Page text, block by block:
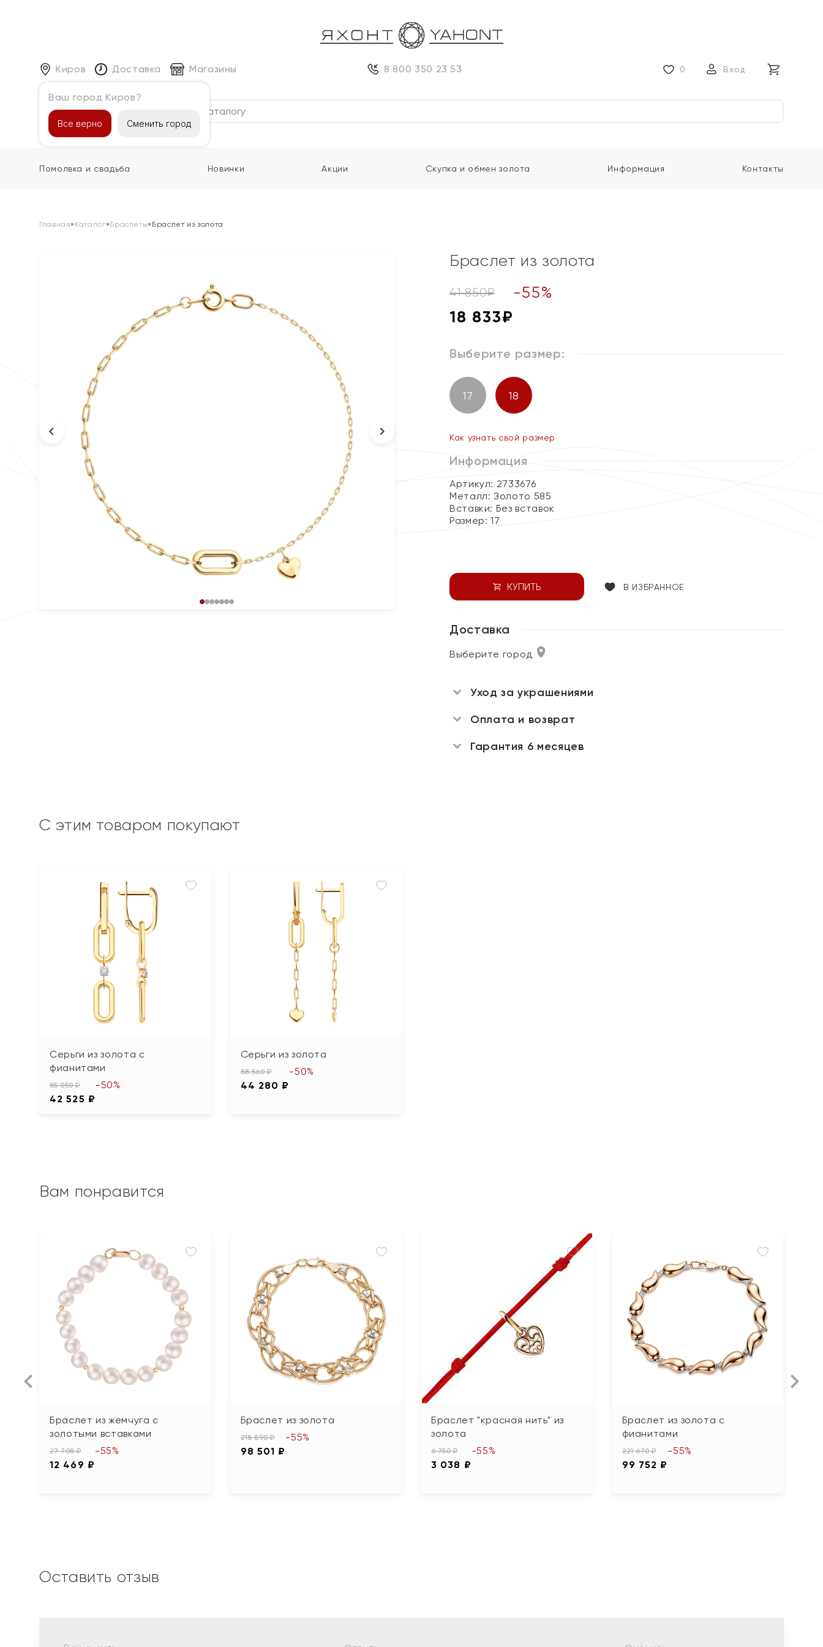
Киров
Ваш город Киров?
Все верно Сменить город
Доставка Магазины 8 800 350 23 53 0 Вход
Каталог
Помолвка и свадьба Новинки Акции Скупка и обмен золота Информация Контакты
Главная» Каталог»Браслеты» Браслет из золота
Браслет из золота
41 850₽ -55%
18 833₽
Выберите размер:
17 18
Как узнать свой размер
Информация
Артикул: 2733676
Металл:Золото 585
Вставки: Без вставок
Размер:17
КУПИТЬ В ИЗБРАННОЕ
Доставка
Выберите город
Уход за украшениями
Оплата и возврат
Гарантия 6 месяцев
С этим товаром покупают
Серьги из золота с
фианитами
85 050 ₽
42 525 ₽
-50%
Серьги из золота
88 560 ₽
44 280 ₽
-50%
Вам понравится
Браслет из жемчуга с
золотыми вставками
27 708 ₽
12 469 ₽
-55%
Браслет из золота
218 890 ₽
98 501 ₽
-55%
Браслет "красная нить" из
золота
6 750 ₽
3 038 ₽
-55%
Браслет из золота с
фианитами
221 670 ₽
99 752 ₽
-55%
Оставить отзыв